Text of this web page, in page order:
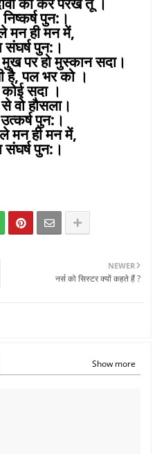
पुन:।
मन ही मन में,
पुन:।
मुख पर हो मुस्कान सदा।
है, पल भर को ।
सदा ।
वो हौसला।
पुन:।
मन ही मन में,
पुन:।
NEWER
नर्स को सिस्टर क्यों कहते हैं ?
Show more